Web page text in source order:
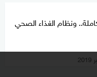
ونظام الغذاء الصحي